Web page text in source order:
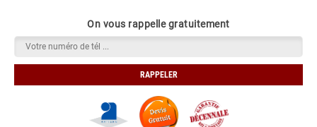
On vous rappelle gratuitement